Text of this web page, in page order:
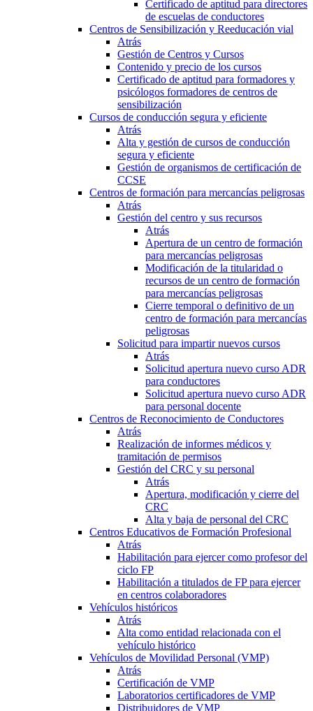
Certificado de aptitud para directores
de escuelas de conductores
Centros de Sensibilización y Reeducación vial
Atrás
Gestión de Centros y Cursos
Contenido y precio de los cursos
Certificado de aptitud para formadores y
psicólogos formadores de centros de
sensibilización
Cursos de conducción segura y eficiente
Atrás
Alta y gestión de cursos de conducción
segura y eficiente
Gestión de organismos de certificación de
CCSE
Centros de formación para mercancías peligrosas
Atrás
Gestión del centro y sus recursos
Atrás
Apertura de un centro de formación
para mercancías peligrosas
Modificación de la titularidad o
recursos de un centro de formación
para mercancías peligrosas
Cierre temporal o definitivo de un
centro de formación para mercancías
peligrosas
Solicitud para impartir nuevos cursos
Atrás
Solicitud apertura nuevo curso ADR
para conductores
Solicitud apertura nuevo curso ADR
para personal docente
Centros de Reconocimiento de Conductores
Atrás
Realización de informes médicos y
tramitación de permisos
Gestión del CRC y su personal
Atrás
Apertura, modificación y cierre del
CRC
Alta y baja de personal del CRC
Centros Educativos de Formación Profesional
Atrás
Habilitación para ejercer como profesor del
ciclo FP
Habilitación a titulados de FP para ejercer
en centros colaboradores
Vehículos históricos
Atrás
Alta como entidad relacionada con el
vehículo histórico
Vehículos de Movilidad Personal (VMP)
Atrás
Certificación de VMP
Laboratorios certificadores de VMP
Distribuidores de VMP